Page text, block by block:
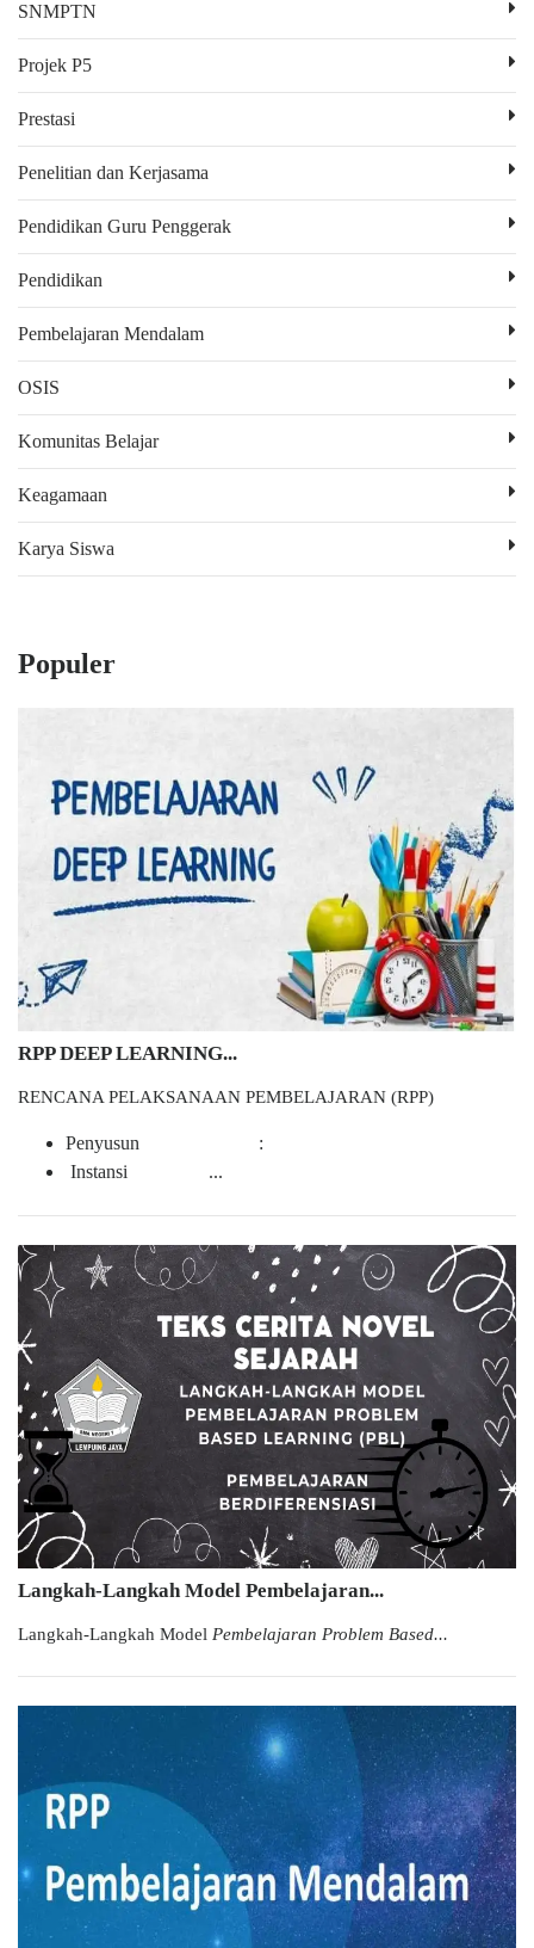
SNMPTN
Projek P5
Prestasi
Penelitian dan Kerjasama
Pendidikan Guru Penggerak
Pendidikan
Pembelajaran Mendalam
OSIS
Komunitas Belajar
Keagamaan
Karya Siswa
Populer
RPP DEEP LEARNING...
RENCANA PELAKSANAAN PEMBELAJARAN (RPP)
Penyusun :
Instansi ...
Langkah-Langkah Model Pembelajaran...
Langkah-Langkah Model Pembelajaran Problem Based...